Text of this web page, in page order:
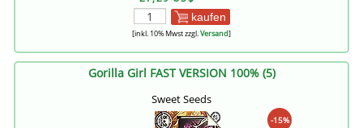
kaufen
[inkl. 10% Mwst zzgl.Versand]
Gorilla Girl FAST VERSION 100% (5)
Sweet Seeds
-15%